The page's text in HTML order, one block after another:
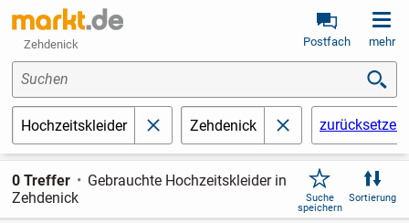
Zehdenick Postfach mehr
Suchen
Hochzeitskleider schließenZehdenick schließenzurücksetzen
0 Treffer
Gebrauchte Hochzeitskleider in
Zehdenick
Suche
speichern
Sortierung